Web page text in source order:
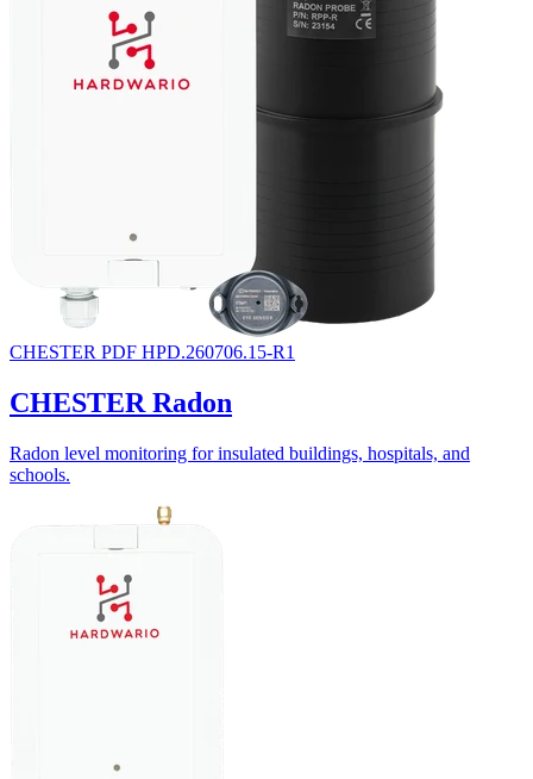
CHESTER PDF HPD.260706.15-R1
CHESTER Radon
Radon level monitoring for insulated buildings, hospitals, and
schools.